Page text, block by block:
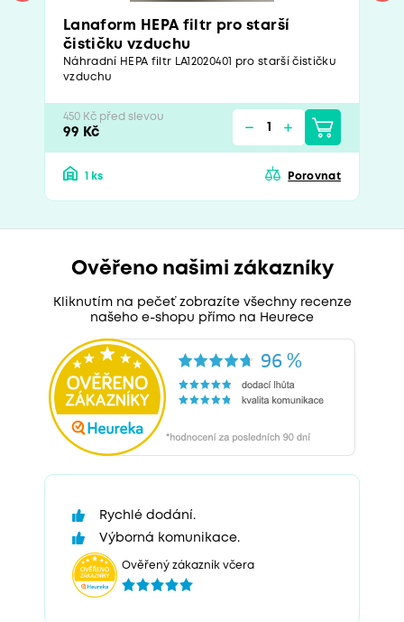
Lanaform HEPA filtr pro starší
čističku vzduchu
Náhradní HEPA filtr LA12020401 pro starší čističku
vzduchu
450 Kč před slevou
99 Kč
1 ks Porovnat
Ověřeno našimi zákazníky
Kliknutím na pečeť zobrazíte všechny recenze
našeho e-shopu přímo na Heurece
Rychlé dodání.
Výborná komunikace.
Ověřený zákazník včera